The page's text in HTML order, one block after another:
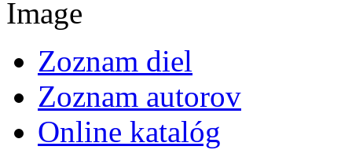
Zoznam diel
Zoznam autorov
Online katalóg